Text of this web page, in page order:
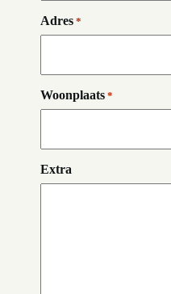
Adres *
Woonplaats *
Extra